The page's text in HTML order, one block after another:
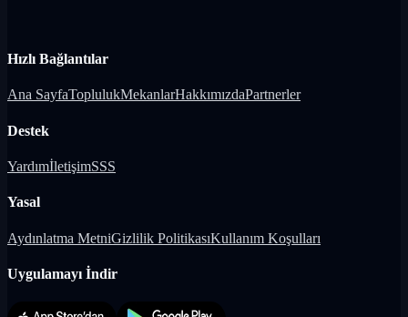
Hızlı Bağlantılar
Ana SayfaToplulukMekanlarHakkımızdaPartnerler
Destek
YardımİletişimSSS
Yasal
Aydınlatma MetniGizlilik PolitikasıKullanım Koşulları
Uygulamayı İndir